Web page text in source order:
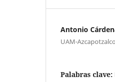
Antonio
UAM-Azcapotzalco
Palabras clave: